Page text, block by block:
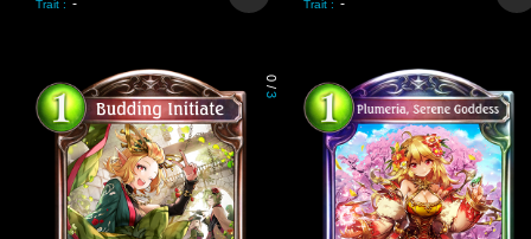
Trait : - Trait : -
0
/
3